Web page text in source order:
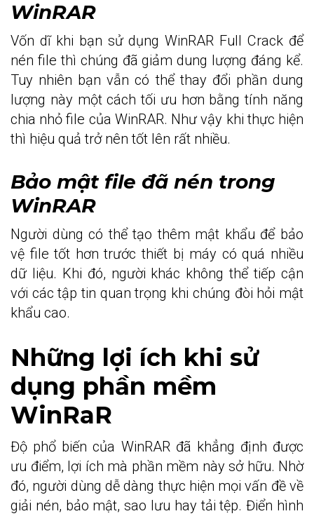
WinRAR
Vốn dĩ khi bạn sử dụng WinRAR Full Crack để
nén file thì chúng đã giảm dung lượng đáng kể.
Tuy nhiên bạn vẫn có thể thay đổi phần dung
lượng này một cách tối ưu hơn bằng tính năng
chia nhỏ file của WinRAR. Như vậy khi thực hiện
thì hiệu quả trở nên tốt lên rất nhiều.
Bảo mật file đã nén trong
WinRAR
Người dùng có thể tạo thêm mật khẩu để bảo
vệ file tốt hơn trước thiết bị máy có quá nhiều
dữ liệu. Khi đó, người khác không thể tiếp cận
với các tập tin quan trọng khi chúng đòi hỏi mật
khẩu cao.
Những lợi ích khi sử
dụng phần mềm
WinRaR
Độ phổ biến của WinRAR đã khẳng định được
ưu điểm, lợi ích mà phần mềm này sở hữu. Nhờ
đó, người dùng dễ dàng thực hiện mọi vấn đề về
giải nén, bảo mật, sao lưu hay tải tệp. Điển hình